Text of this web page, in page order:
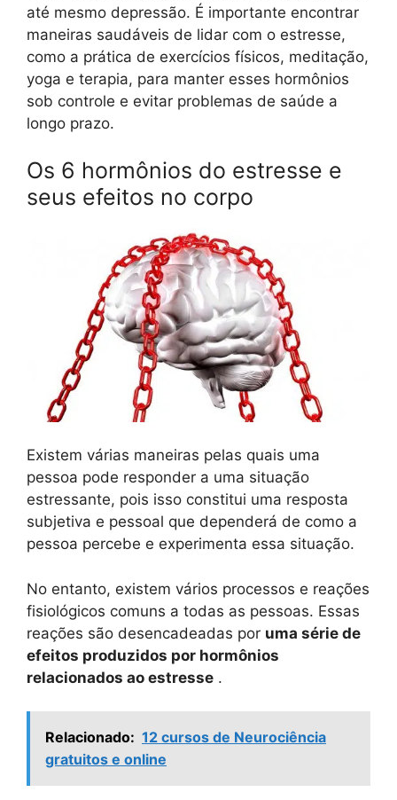
até mesmo depressão. É importante encontrar
maneiras saudáveis de lidar com o estresse,
como a prática de exercícios físicos, meditação,
yoga e terapia, para manter esses hormônios
sob controle e evitar problemas de saúde a
longo prazo.
Os 6 hormônios do estresse e
seus efeitos no corpo
Existem várias maneiras pelas quais uma
pessoa pode responder a uma situação
estressante, pois isso constitui uma resposta
subjetiva e pessoal que dependerá de como a
pessoa percebe e experimenta essa situação.
No entanto, existem vários processos e reações
fisiológicos comuns a todas as pessoas. Essas
reações são desencadeadas por uma série de
efeitos produzidos por hormônios
relacionados ao estresse .
Relacionado: 12 cursos de Neurociência
gratuitos e online